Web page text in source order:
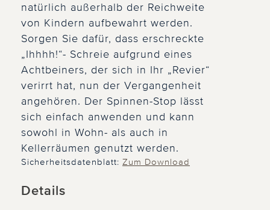
natürlich außerhalb der Reichweite
von Kindern aufbewahrt werden.
Sorgen Sie dafür, dass erschreckte
„Ihhhh!“- Schreie aufgrund eines
Achtbeiners, der sich in Ihr „Revier“
verirrt hat, nun der Vergangenheit
angehören. Der Spinnen-Stop lässt
sich einfach anwenden und kann
sowohl in Wohn- als auch in
Kellerräumen genutzt werden.
Sicherheitsdatenblatt: Zum Download
Details